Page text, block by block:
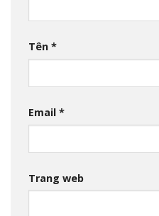
Tên *
Email *
Trang web